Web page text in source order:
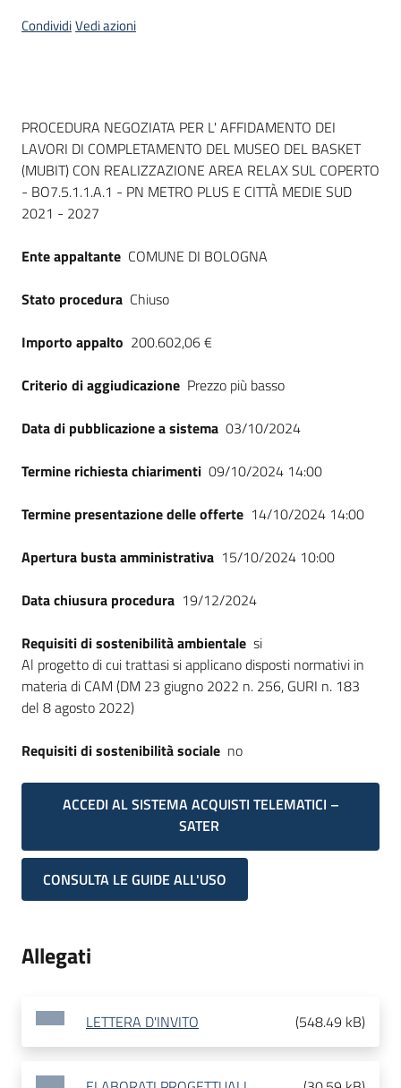
CondividiVedi azioni
Dati del bando
PROCEDURA NEGOZIATA PER L' AFFIDAMENTO DEI
LAVORI DI COMPLETAMENTO DEL MUSEO DEL BASKET
(MUBIT) CON REALIZZAZIONE AREA RELAX SUL COPERTO
- BO7.5.1.1.A.1 - PN METRO PLUS E CITTÀ MEDIE SUD
2021 - 2027
Ente appaltante COMUNE DI BOLOGNA
Stato procedura Chiuso
Importo appalto 200.602,06 €
Criterio di aggiudicazione Prezzo più basso
Data di pubblicazione a sistema 03/10/2024
Termine richiesta chiarimenti 09/10/2024 14:00
Termine presentazione delle offerte 14/10/2024 14:00
Apertura busta amministrativa 15/10/2024 10:00
Data chiusura procedura 19/12/2024
Requisiti di sostenibilità ambientale si
Al progetto di cui trattasi si applicano disposti normativi in
materia di CAM (DM 23 giugno 2022 n. 256, GURI n. 183
del 8 agosto 2022)
Requisiti di sostenibilità sociale no
ACCEDI AL SISTEMA ACQUISTI TELEMATICI –
SATER
CONSULTA LE GUIDE ALL'USO
Allegati
LETTERA D'INVITO (548.49 kB)